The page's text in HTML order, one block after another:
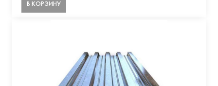
В КОРЗИНУ